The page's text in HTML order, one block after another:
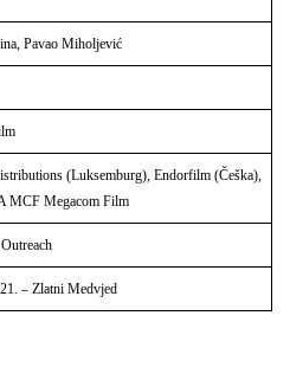
Pavao Miholjević
(Luksemburg), Endorfilm (Češka),
MCF Megacom Film
– Zlatni Medvjed